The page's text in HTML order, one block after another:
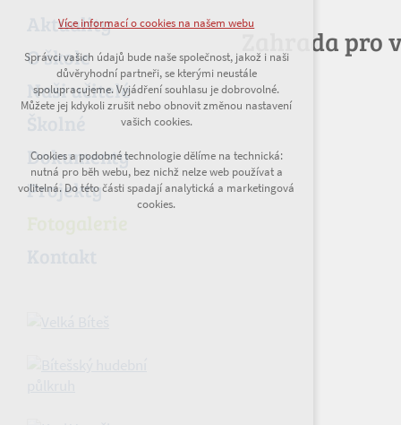
Zahrada pro
Aktuality
O škole
Naši učitelé
Dokumenty
Projekty
analytická pro anonymizované vyhodnocení
návštěvnosti
marketingová cookies (Google)
Více informací o cookies na našem webu
Přijmout všechny cookies
Odmítnout vše
Více informací o cookies na našem webu
Správci vašich údajů bude naše společnost, jakož i naši
důvěryhodní partneři, se kterými neustále
spolupracujeme. Vyjádření souhlasu je dobrovolné.
Můžete jej kdykoli zrušit nebo obnovit změnou nastavení
vašich cookies.
Cookies a podobné technologie dělíme na technická:
nutná pro běh webu, bez nichž nelze web používat a
volitelná. Do této části spadají analytická a marketingová
cookies.